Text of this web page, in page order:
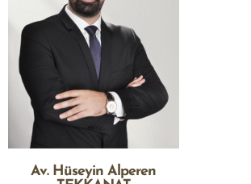
Av. Hüseyin Alperen